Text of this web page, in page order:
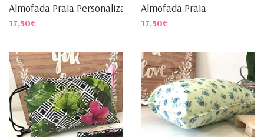
Almofada Praia Personalizad...
17,50€
Almofada Praia
17,50€